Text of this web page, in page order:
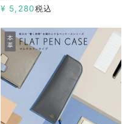
¥ 5,280税込